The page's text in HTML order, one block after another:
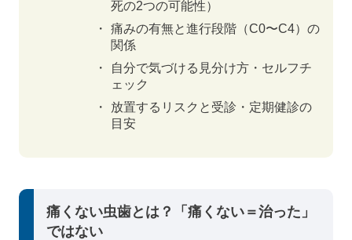
死の2つの可能性）
痛みの有無と進行段階（C0〜C4）の
関係
自分で気づける見分け方・セルフチ
ェック
放置するリスクと受診・定期健診の
目安
痛くない虫歯とは？「痛くない＝治った」
ではない